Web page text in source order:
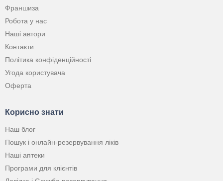
Франшиза
Робота у нас
Наші автори
Контакти
Політика конфіденційності
Угода користувача
Оферта
Корисно знати
Наш блог
Пошук і онлайн-резервування ліків
Наші аптеки
Програми для клієнтів